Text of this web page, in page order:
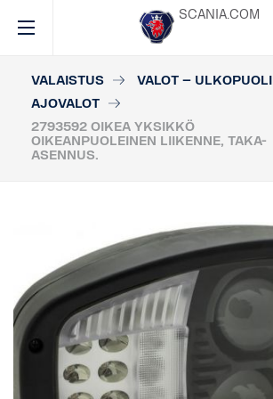
SCANIA.COM
VALAISTUS
VALOT – ULKOPUOLI
AJOVALOT
2793592 OIKEA YKSIKKÖ
OIKEANPUOLEINEN LIIKENNE, TAKA-
ASENNUS.